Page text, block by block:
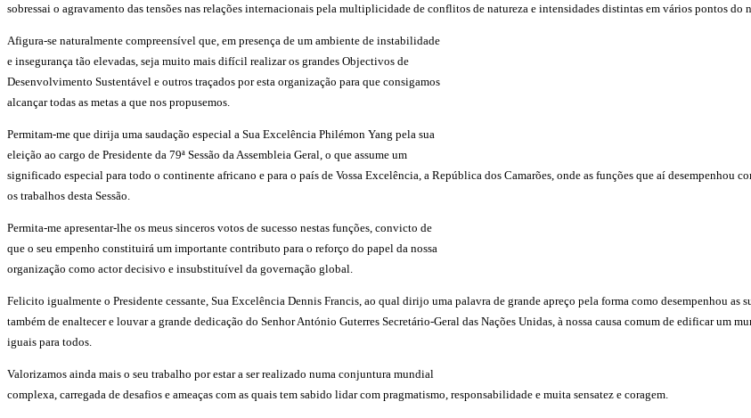
sobressai o agravamento das tensões nas relações internacionais pela multiplicidade de conflitos de natureza e intensidades distintas em vários pontos do
Afigura-se naturalmente compreensível que, em presença de um ambiente de instabilidade
e insegurança tão elevadas, seja muito mais difícil realizar os grandes Objectivos de
Desenvolvimento Sustentável e outros traçados por esta organização para que consigamos
alcançar todas as metas a que nos propusemos.
Permitam-me que dirija uma saudação especial a Sua Excelência Philémon Yang pela sua
eleição ao cargo de Presidente da 79ª Sessão da Assembleia Geral, o que assume um
significado especial para todo o continente africano e para o país de Vossa Excelência, a República dos Camarões, onde as funções que aí desempenhou
os trabalhos desta Sessão.
Permita-me apresentar-lhe os meus sinceros votos de sucesso nestas funções, convicto de
que o seu empenho constituirá um importante contributo para o reforço do papel da nossa
organização como actor decisivo e insubstituível da governação global.
Felicito igualmente o Presidente cessante, Sua Excelência Dennis Francis, ao qual dirijo uma palavra de grande apreço pela forma como desempenhou as
também de enaltecer e louvar a grande dedicação do Senhor António Guterres Secretário-Geral das Nações Unidas, à nossa causa comum de edificar um
iguais para todos.
Valorizamos ainda mais o seu trabalho por estar a ser realizado numa conjuntura mundial
complexa, carregada de desafios e ameaças com as quais tem sabido lidar com pragmatismo, responsabilidade e muita sensatez e coragem.